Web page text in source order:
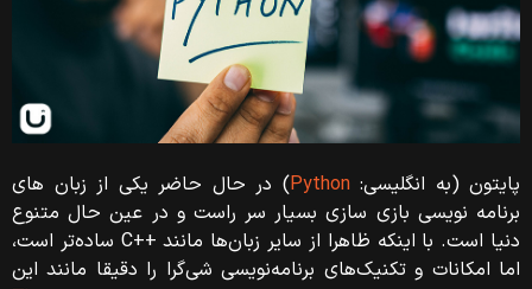
پایتون (به انگلیسی: Python) در حال حاضر یکی از زبان‌ های
برنامه‌ نویسی بازی سازی بسیار سر راست و در عین حال متنوع
دنیا است. با اینکه ظاهرا از سایر زبان‌ها مانند ++C ساده‌تر است،
اما امکانات و تکنیک‌های برنامه‌نویسی شی‌گرا را دقیقا مانند این